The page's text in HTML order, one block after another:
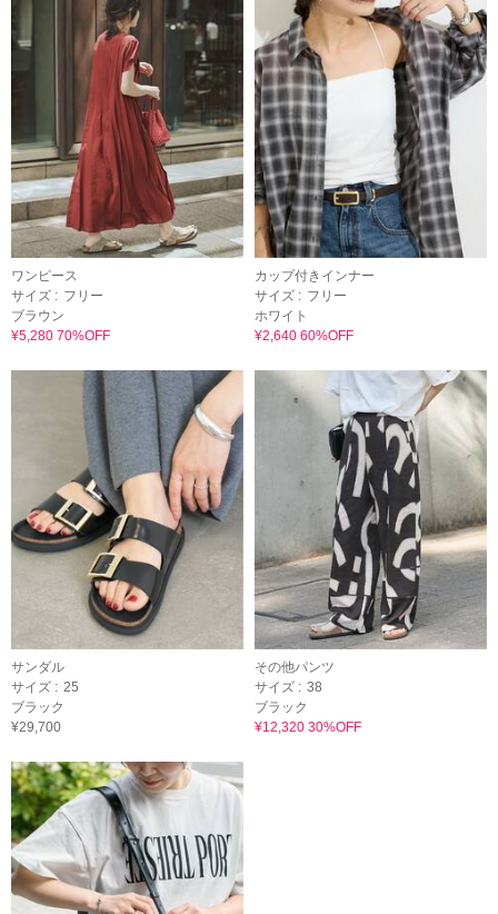
ワンピース
サイズ : フリー
ブラウン
¥5,280 70%OFF
カップ付きインナー
サイズ : フリー
ホワイト
¥2,640 60%OFF
サンダル
サイズ : 25
ブラック
¥29,700
その他パンツ
サイズ : 38
ブラック
¥12,320 30%OFF